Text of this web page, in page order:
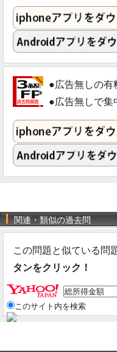
●広告無しの有
●広告無しで集
関連・類似の過去問
この問題と似ている問
タンをクリック！
このサイト内を検索